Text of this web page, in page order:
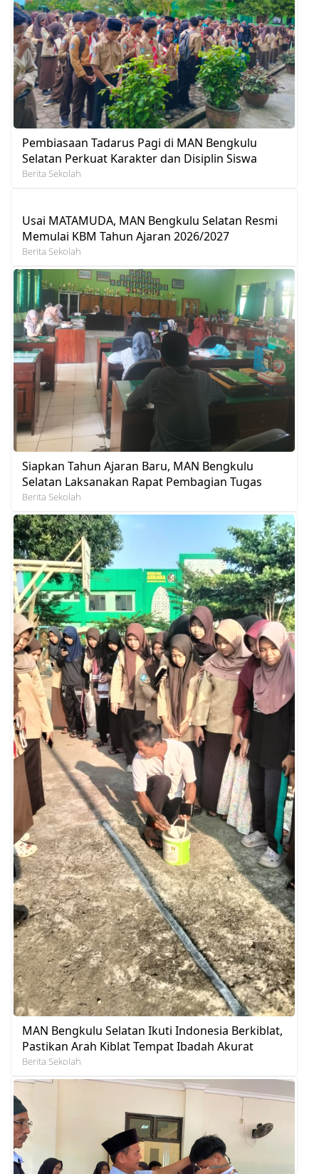
Pembiasaan Tadarus Pagi di MAN Bengkulu
Selatan Perkuat Karakter dan Disiplin Siswa
Berita Sekolah
Usai MATAMUDA, MAN Bengkulu Selatan Resmi
Memulai KBM Tahun Ajaran 2026/2027
Berita Sekolah
Siapkan Tahun Ajaran Baru, MAN Bengkulu
Selatan Laksanakan Rapat Pembagian Tugas
Berita Sekolah
MAN Bengkulu Selatan Ikuti Indonesia Berkiblat,
Pastikan Arah Kiblat Tempat Ibadah Akurat
Berita Sekolah